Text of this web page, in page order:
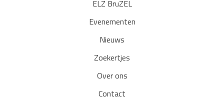
ELZ BruZEL
Evenementen
Nieuws
Zoekertjes
Over ons
Contact